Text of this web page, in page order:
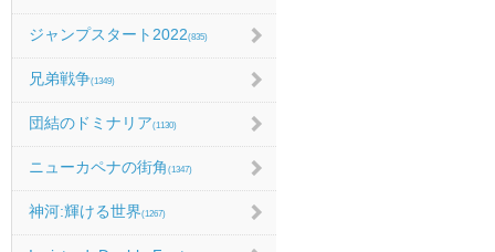
ジャンプスタート2022(835)
兄弟戦争(1349)
団結のドミナリア(1130)
ニューカペナの街角 (1347)
神河:輝ける世界(1267)